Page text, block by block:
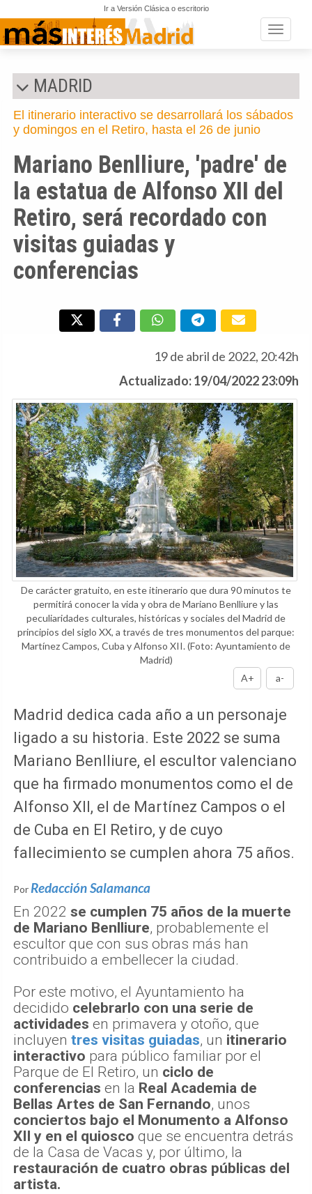
Ir a Versión Clásica o escritorio
Toggle
MADRID
El itinerario interactivo se desarrollará los sábados
y domingos en el Retiro, hasta el 26 de junio
Mariano Benlliure, 'padre' de
la estatua de Alfonso XII del
Retiro, será recordado con
visitas guiadas y
conferencias
19 de abril de 2022, 20:42h
Actualizado: 19/04/2022 23:09h
De carácter gratuito, en este itinerario que dura 90 minutos te
permitirá conocer la vida y obra de Mariano Benlliure y las
peculiaridades culturales, históricas y sociales del Madrid de
principios del siglo XX, a través de tres monumentos del parque:
Martínez Campos, Cuba y Alfonso XII.(Foto: Ayuntamiento de
Madrid)
A+
a-
Madrid dedica cada año a un personaje
ligado a su historia. Este 2022 se suma
Mariano Benlliure, el escultor valenciano
que ha firmado monumentos como el de
Alfonso XII, el de Martínez Campos o el
de Cuba en El Retiro, y de cuyo
fallecimiento se cumplen ahora 75 años.
Por Redacción Salamanca
En 2022 se cumplen 75 años de la muerte
de Mariano Benlliure, probablemente el
escultor que con sus obras más han
contribuido a embellecer la ciudad.
Por este motivo, el Ayuntamiento ha
decidido celebrarlo con una serie de
actividades en primavera y otoño, que
incluyen tres visitas guiadas, un itinerario
interactivo para público familiar por el
Parque de El Retiro, un ciclo de
conferencias en la Real Academia de
Bellas Artes de San Fernando, unos
conciertos bajo el Monumento a Alfonso
XII y en el quiosco que se encuentra detrás
de la Casa de Vacas y, por último, la
restauración de cuatro obras públicas del
artista.